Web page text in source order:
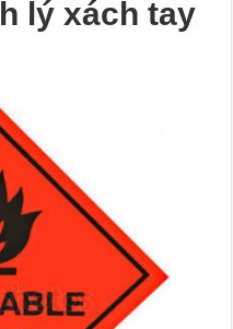
lý xách tay